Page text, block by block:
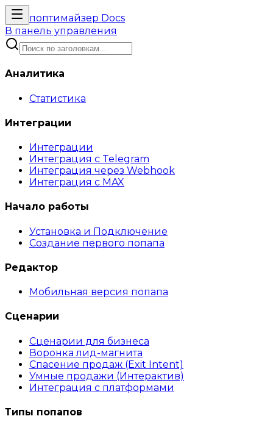
поптимайзер Docs
В панель управления
Аналитика
Статистика
Интеграции
Интеграции
Интеграция с Telegram
Интеграция через Webhook
Интеграция с MAX
Начало работы
Установка и Подключение
Создание первого попапа
Редактор
Мобильная версия попапа
Сценарии
Сценарии для бизнеса
Воронка лид-магнита
Спасение продаж (Exit Intent)
Умные продажи (Интерактив)
Интеграция с платформами
Типы попапов